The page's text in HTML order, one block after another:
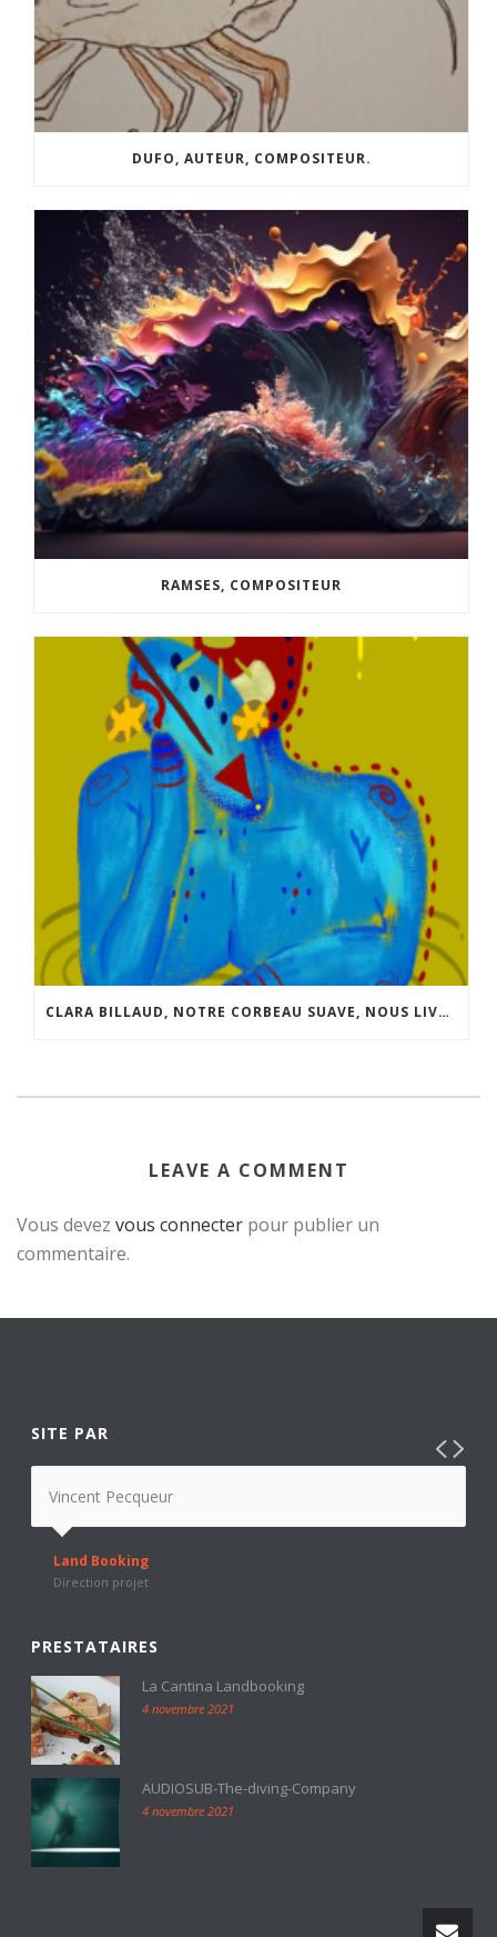
DUFO, AUTEUR, COMPOSITEUR.
RAMSES, COMPOSITEUR
CLARA BILLAUD, NOTRE CORBEAU SUAVE, NOUS LIVRE QUELQUES INFOS SUR SON NOUVEAU “JEU”.
LEAVE A COMMENT
Vous devez vous connecter pour publier un
commentaire.
SITE PAR
Vincent Pecqueur
Land Booking
Direction projet
PRESTATAIRES
La Cantina Landbooking
4 novembre 2021
AUDIOSUB-The-diving-Company
4 novembre 2021